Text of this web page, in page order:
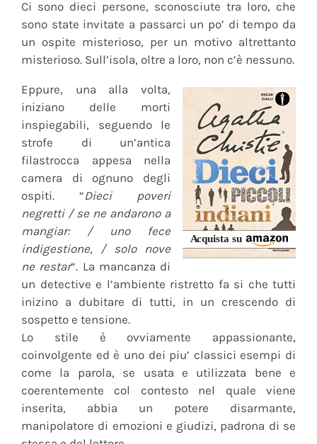
Ci sono dieci persone, sconosciute tra loro, che
sono state invitate a passarci un po’ di tempo da
un ospite misterioso, per un motivo altrettanto
misterioso. Sull’isola, oltre a loro, non c’è nessuno.
Eppure, una alla volta,
iniziano delle morti
inspiegabili, seguendo le
strofe di un’antica
filastrocca appesa nella
camera di ognuno degli
ospiti. “Dieci poveri
negretti / se ne andarono a
mangiar: / uno fece
indigestione, / solo nove
ne restar“. La mancanza di
un detective e l’ambiente ristretto fa si che tutti
inizino a dubitare di tutti, in un crescendo di
sospetto e tensione.
Lo stile è ovviamente appassionante,
coinvolgente ed è uno dei piu’ classici esempi di
come la parola, se usata e utilizzata bene e
coerentemente col contesto nel quale viene
inserita, abbia un potere disarmante,
manipolatore di emozioni e giudizi, padrona di se